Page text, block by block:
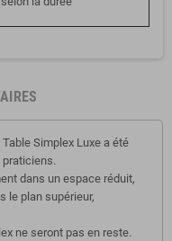
Table Simplex Luxe a été
praticiens.
dans un espace réduit,
le plan supérieur,
ne seront pas en reste.